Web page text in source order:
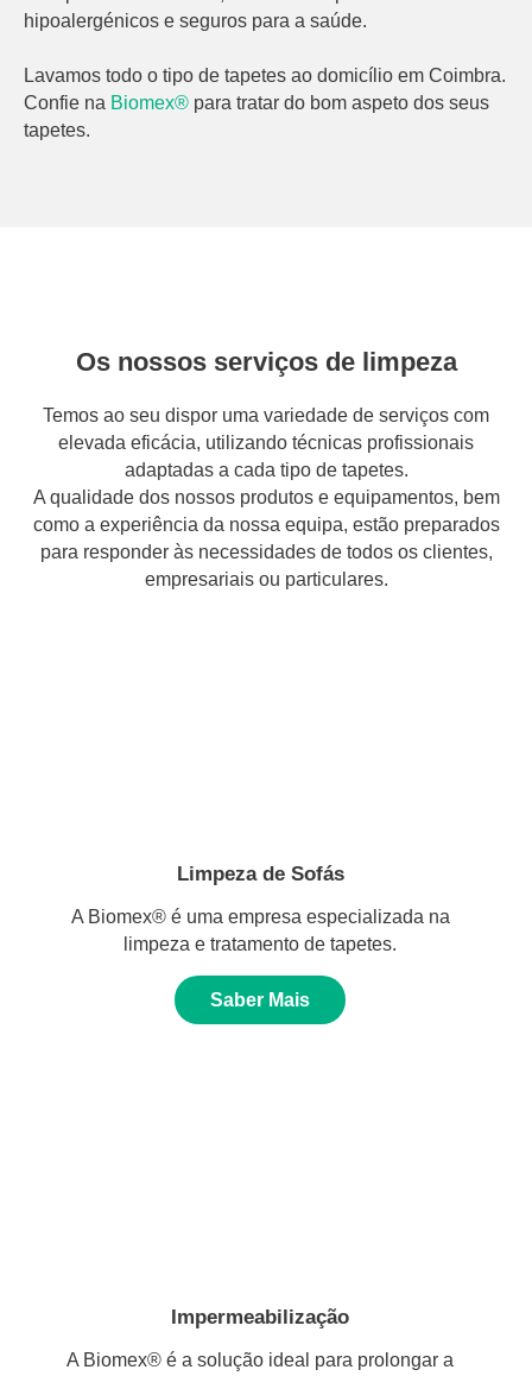
hipoalergénicos e seguros para a saúde.
Lavamos todo o tipo de tapetes ao domicílio em Coimbra.
Confie na Biomex® para tratar do bom aspeto dos seus
tapetes.
Os nossos serviços de limpeza
Temos ao seu dispor uma variedade de serviços com
elevada eficácia, utilizando técnicas profissionais
adaptadas a cada tipo de tapetes.
A qualidade dos nossos produtos e equipamentos, bem
como a experiência da nossa equipa, estão preparados
para responder às necessidades de todos os clientes,
empresariais ou particulares.
Limpeza de Sofás
A Biomex® é uma empresa especializada na
limpeza e tratamento de tapetes.
Saber Mais
Impermeabilização
A Biomex® é a solução ideal para prolongar a